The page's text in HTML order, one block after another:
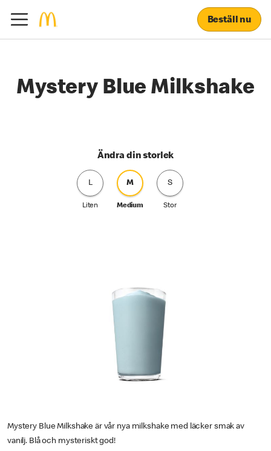
Beställ nu
Mystery Blue Milkshake
Ändra din storlek
L
Liten
M
Medium
S
Stor
Mystery Blue Milkshake är vår nya milkshake med läcker smak av
vanilj. Blå och mysteriskt god!